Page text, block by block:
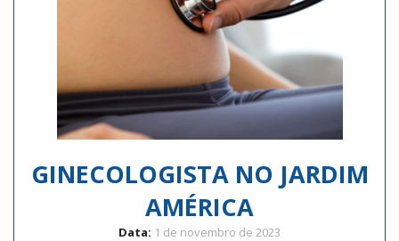
GINECOLOGISTA NO JARDIM
AMÉRICA
Data: 1 de novembro de 2023